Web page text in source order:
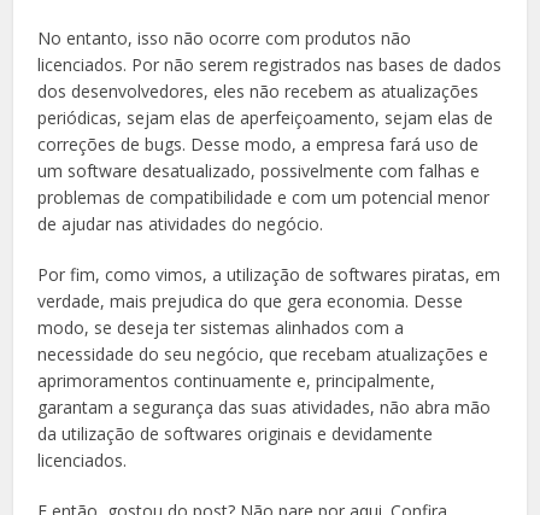
No entanto, isso não ocorre com produtos não
licenciados. Por não serem registrados nas bases de dados
dos desenvolvedores, eles não recebem as atualizações
periódicas, sejam elas de aperfeiçoamento, sejam elas de
correções de bugs. Desse modo, a empresa fará uso de
um software desatualizado, possivelmente com falhas e
problemas de compatibilidade e com um potencial menor
de ajudar nas atividades do negócio.
Por fim, como vimos, a utilização de softwares piratas, em
verdade, mais prejudica do que gera economia. Desse
modo, se deseja ter sistemas alinhados com a
necessidade do seu negócio, que recebam atualizações e
aprimoramentos continuamente e, principalmente,
garantam a segurança das suas atividades, não abra mão
da utilização de softwares originais e devidamente
licenciados.